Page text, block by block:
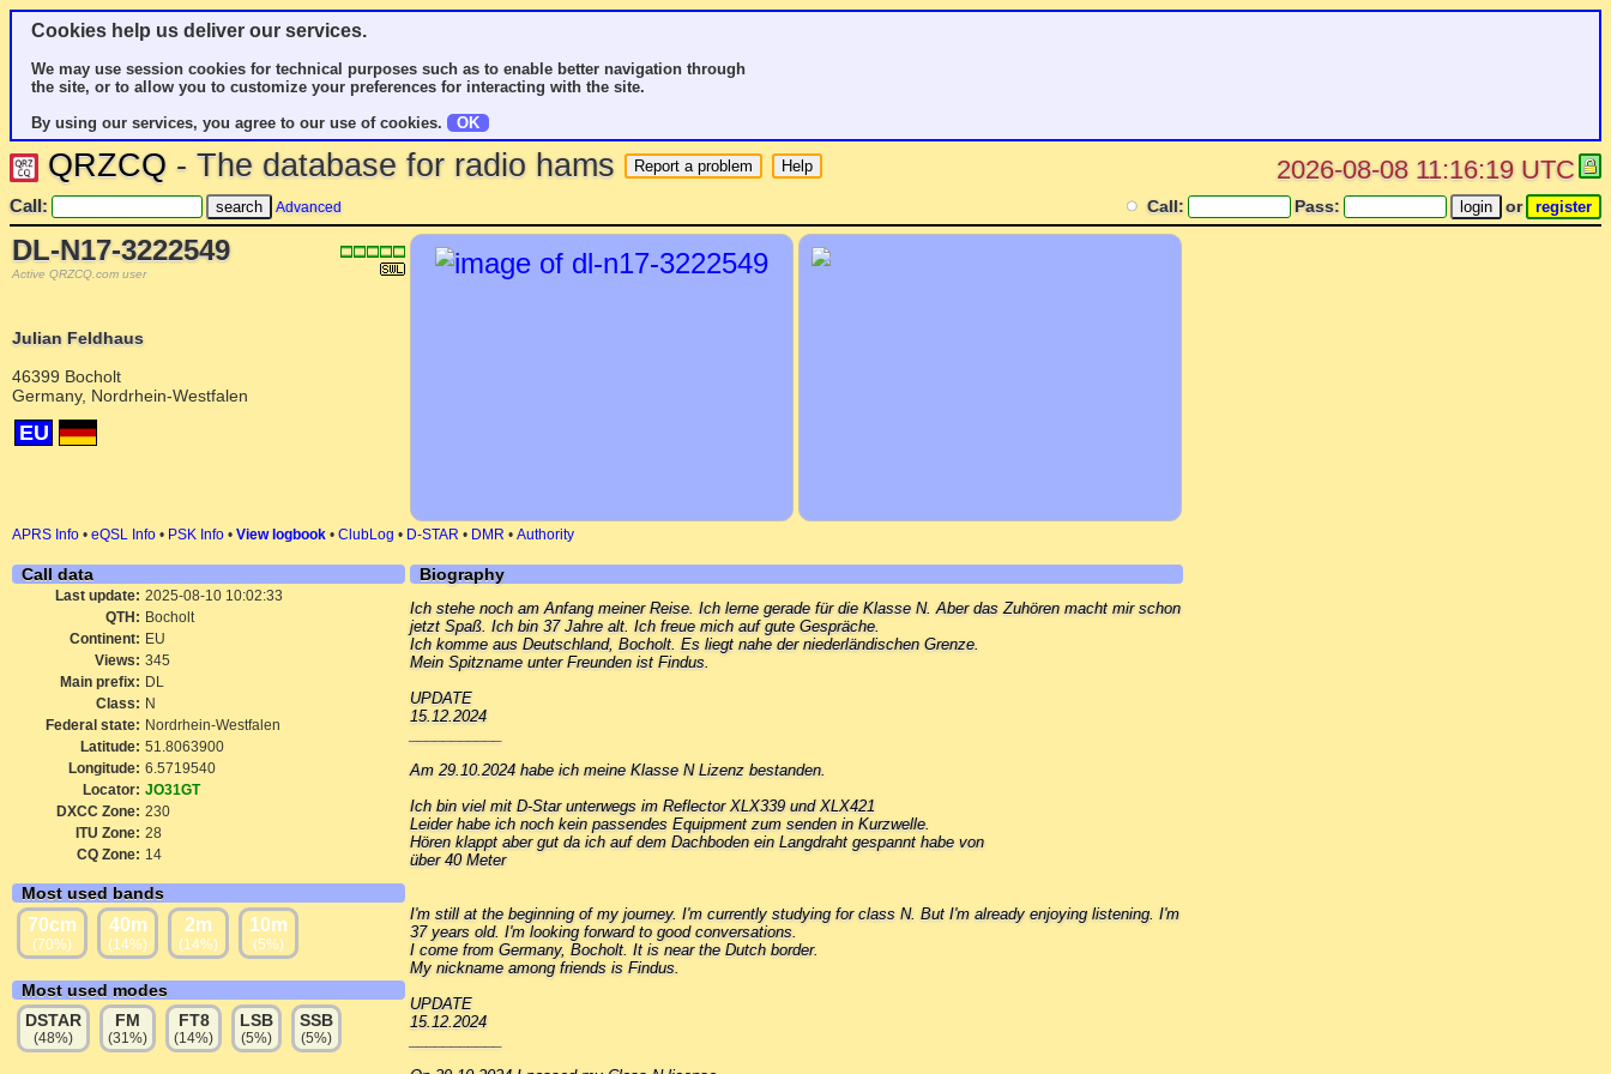
Cookies help us deliver our services.
We may use session cookies for technical purposes such as to enable better navigation through
the site, or to allow you to customize your preferences for interacting with the site.
By using our services, you agree to our use of cookies.
OK
QRZCQ - The database for radio hams 2026-08-08 11:16:19 UTC
Call: Advanced Call: Pass: or
DL-N17-3222549
Active QRZCQ.com user
Julian Feldhaus
46399 Bocholt
Germany, Nordrhein-Westfalen
EU
APRS Info • eQSL Info • PSK Info • View logbook • ClubLog • D-STAR • DMR • Authority
Call data
Last update: 2025-08-10 10:02:33
QTH: Bocholt
Continent: EU
Views: 345
Main prefix: DL
Class: N
Federal state: Nordrhein-Westfalen
Latitude: 51.8063900
Longitude: 6.5719540
Locator: JO31GT
DXCC Zone: 230
ITU Zone: 28
CQ Zone: 14
Most used bands
70cm
(70%)
40m
(14%)
2m
(14%)
10m
(5%)
Most used modes
DSTAR
(48%)
FM
(31%)
FT8
(14%)
LSB
(5%)
SSB
(5%)
Biography
Ich stehe noch am Anfang meiner Reise. Ich lerne gerade für die Klasse N. Aber das Zuhören macht mir schon
jetzt Spaß. Ich bin 37 Jahre alt. Ich freue mich auf gute Gespräche.
Ich komme aus Deutschland, Bocholt. Es liegt nahe der niederländischen Grenze.
Mein Spitzname unter Freunden ist Findus.
UPDATE
15.12.2024
Am 29.10.2024 habe ich meine Klasse N Lizenz bestanden.
Ich bin viel mit D-Star unterwegs im Reflector XLX339 und XLX421
Leider habe ich noch kein passendes Equipment zum senden in Kurzwelle.
Hören klappt aber gut da ich auf dem Dachboden ein Langdraht gespannt habe von
über 40 Meter
I'm still at the beginning of my journey. I'm currently studying for class N. But I'm already enjoying listening. I'm
37 years old. I'm looking forward to good conversations.
I come from Germany, Bocholt. It is near the Dutch border.
My nickname among friends is Findus.
UPDATE
15.12.2024